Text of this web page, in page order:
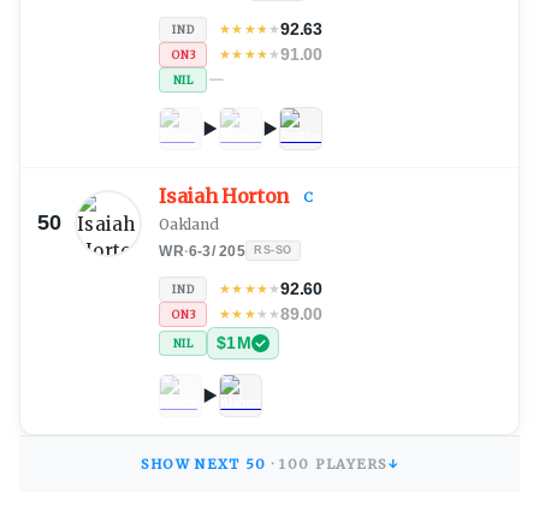
IND ★★ ★★★92.63
ON3 ★★ ★★★91.00
NIL —
50
Isaiah Horton C
Oakland
WR·6-3/205 RS-SO
IND ★★ ★★★92.60
ON3 ★★ ★★★89.00
NIL $1M
SHOW NEXT 50 ·100 PLAYERS↓